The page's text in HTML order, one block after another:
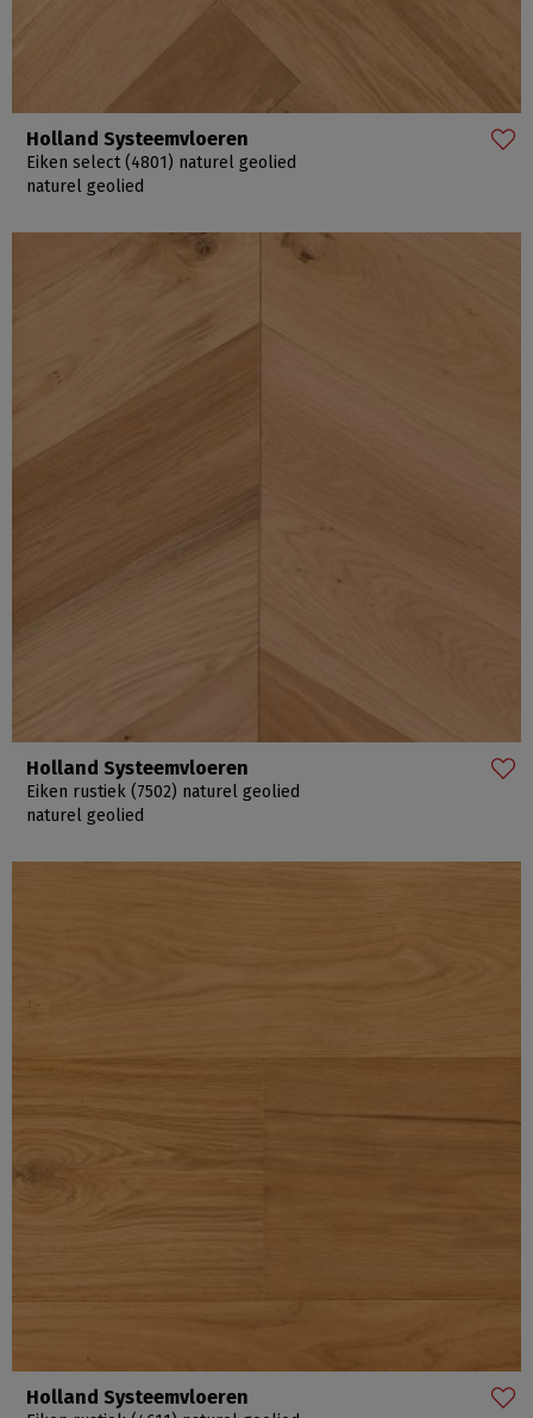
Holland Systeemvloeren
Eiken select (4801) naturel geolied
naturel geolied
Holland Systeemvloeren
Eiken rustiek (7502) naturel geolied
naturel geolied
Holland Systeemvloeren